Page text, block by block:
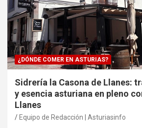
¿DÓNDE COMER EN ASTURIAS?
Sidrería la Casona de Llanes:
y esencia asturiana en pleno
Llanes
Equipo de Redacción | Asturiasinfo